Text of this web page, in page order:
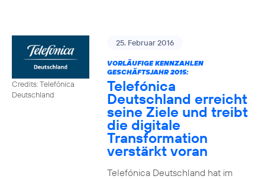
Credits: Telefónica
Deutschland
25. Februar 2016
VORLÄUFIGE KENNZAHLEN
GESCHÄFTSJAHR 2015:
Telefónica
Deutschland erreicht
seine Ziele und treibt
die digitale
Transformation
verstärkt voran
Telefónica Deutschland hat im